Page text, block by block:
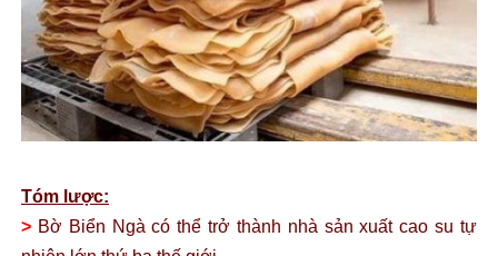
Tóm lược:
>Bờ Biển Ngà có thể trở thành nhà sản xuất cao su tự